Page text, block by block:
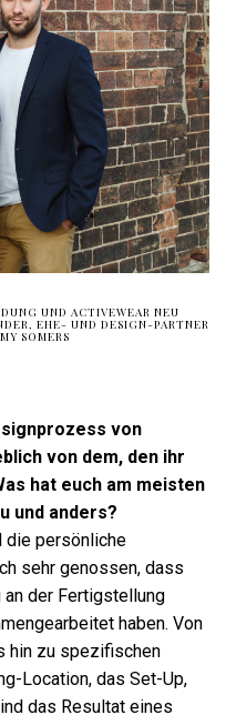
UND ACTIVEWEAR NEU
EHE- UND DESIGN-PARTNER
SOMERS
von
von dem, den ihr
hat euch am meisten
und anders?
die persönliche
sehr genossen, dass
der Fertigstellung
haben. Von
hin zu spezifischen
Location, das Set-Up,
das Resultat eines